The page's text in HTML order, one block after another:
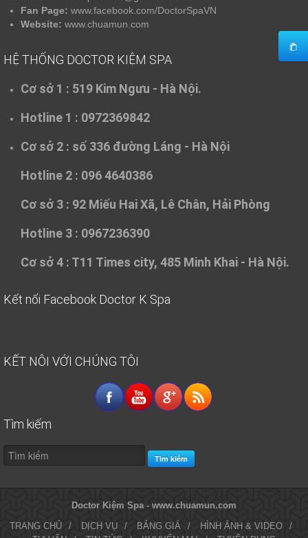
Fan Page: www.facebook.com/DoctorSpaVN
Website: www.chuamun.com
HỆ THỐNG DOCTOR KIỆM SPA
Cơ sở 1 : 519 Kim Ngưu - Hà Nội.
Hotline 1 : 0972369842
Cơ sở 2 : số 336 đường Láng - Hà Nội
Hotline 2 : 096 4640386
Cơ sở 3 : 92 Miếu Hai Xã, Lê Chân, Hải Phòng
Hotline 3 : 0967236390
Cơ sở 4 : T11 Times city, 485 Minh Khai - Hà Nội.
Kết nối Facebook Doctor K Spa
KẾT NÔI VỚI CHÚNG TÔI
Tìm kiếm
Tìm kiếm
Doctor Kiệm Spa - www.chuamun.com
TRANG CHỦ
/ DỊCH VỤ / BẢNG GIÁ / HÌNH ẢNH & VIDEO
/